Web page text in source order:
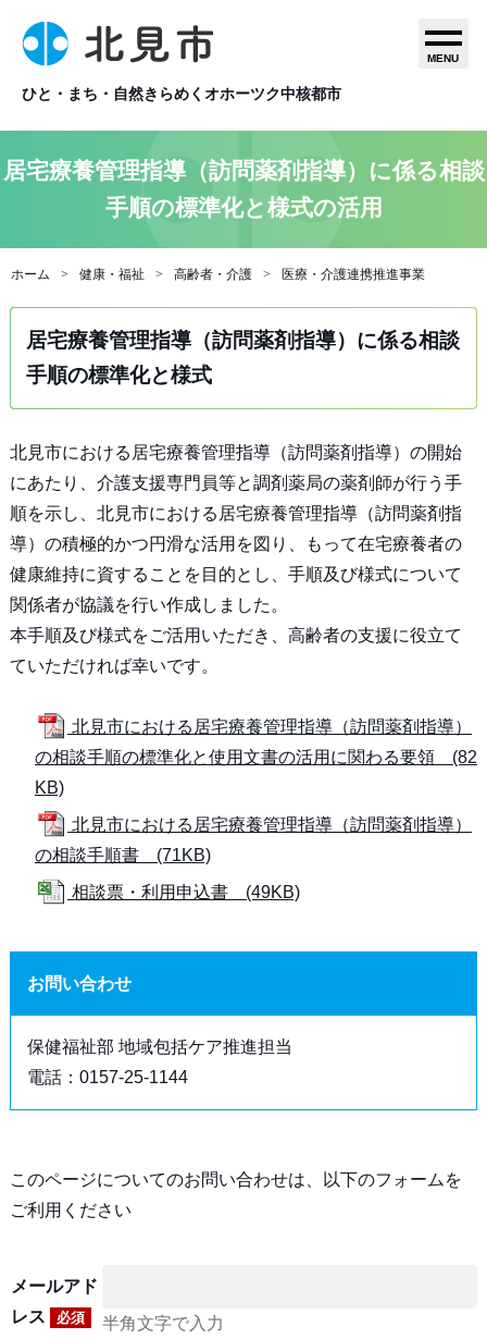
ひと・まち・自然きらめくオホーツク中核都市
MENU
居宅療養管理指導（訪問薬剤指導）に係る相談
手順の標準化と様式の活用
ホーム 健康・福祉 高齢者・介護 医療・介護連携推進事業
居宅療養管理指導（訪問薬剤指導）に係る相談
手順の標準化と様式
北見市における居宅療養管理指導（訪問薬剤指導）の開始
にあたり、介護支援専門員等と調剤薬局の薬剤師が行う手
順を示し、北見市における居宅療養管理指導（訪問薬剤指
導）の積極的かつ円滑な活用を図り、もって在宅療養者の
健康維持に資することを目的とし、手順及び様式について
関係者が協議を行い作成しました。
本手順及び様式をご活用いただき、高齢者の支援に役立て
ていただければ幸いです。
北見市における居宅療養管理指導（訪問薬剤指導）
の相談手順の標準化と使用文書の活用に関わる要領 (82
KB)
北見市における居宅療養管理指導（訪問薬剤指導）
の相談手順書 (71KB)
相談票・利用申込書 (49KB)
お問い合わせ
保健福祉部 地域包括ケア推進担当
電話：0157-25-1144
このページについてのお問い合わせは、以下のフォームを
ご利用ください
メールアド
レス
必須 半角文字で入力